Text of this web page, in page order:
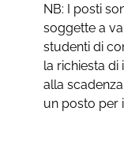
NB: I posti
soggette a
studenti di
la richiesta di
alla
un posto per